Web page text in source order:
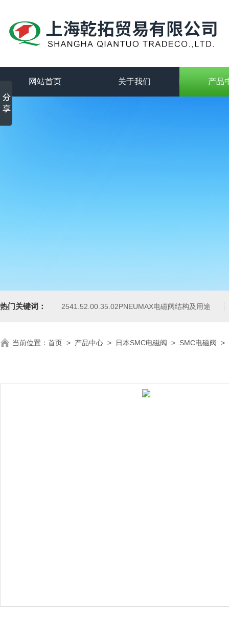
网站首页 关于我们 产品
热门关键词： 2541.52.00.35.02PNEUMAX电磁阀结构及用途
当前位置： 首页 > 产品中心 > 日本SMC电磁阀 > SMC电磁阀 >